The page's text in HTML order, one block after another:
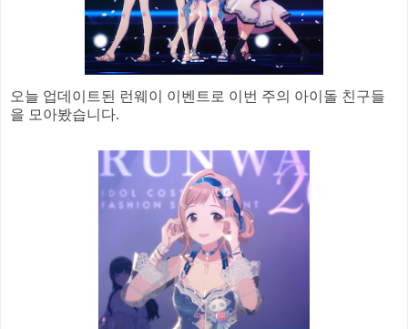
오늘 업데이트된 런웨이 이벤트로 이번 주의 아이돌 친구들
을 모아봤습니다.